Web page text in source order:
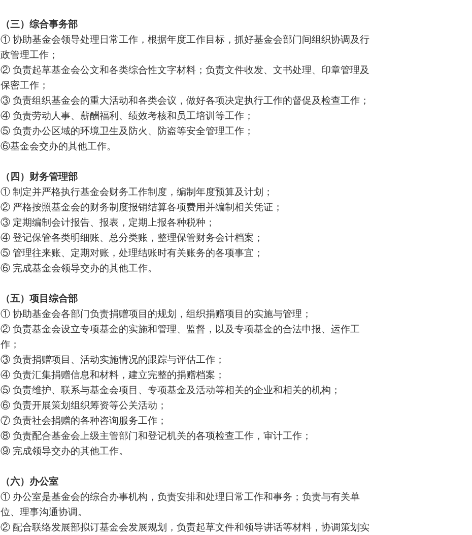
（三）综合事务部
① 协助基金会领导处理日常工作，根据年度工作目标，抓好基金会部门间组织协调及行
政管理工作；
② 负责起草基金会公文和各类综合性文字材料；负责文件收发、文书处理、印章管理及
保密工作；
③ 负责组织基金会的重大活动和各类会议，做好各项决定执行工作的督促及检查工作；
④ 负责劳动人事、薪酬福利、绩效考核和员工培训等工作；
⑤ 负责办公区域的环境卫生及防火、防盗等安全管理工作；
⑥基金会交办的其他工作。
（四）财务管理部
① 制定并严格执行基金会财务工作制度，编制年度预算及计划；
② 严格按照基金会的财务制度报销结算各项费用并编制相关凭证；
③ 定期编制会计报告、报表，定期上报各种税种；
④ 登记保管各类明细账、总分类账，整理保管财务会计档案；
⑤ 管理往来账、定期对账，处理结账时有关账务的各项事宜；
⑥ 完成基金会领导交办的其他工作。
（五）项目综合部
① 协助基金会各部门负责捐赠项目的规划，组织捐赠项目的实施与管理；
② 负责基金会设立专项基金的实施和管理、监督，以及专项基金的合法申报、运作工
作；
③ 负责捐赠项目、活动实施情况的跟踪与评估工作；
④ 负责汇集捐赠信息和材料，建立完整的捐赠档案；
⑤ 负责维护、联系与基金会项目、专项基金及活动等相关的企业和相关的机构；
⑥ 负责开展策划组织筹资等公关活动；
⑦ 负责社会捐赠的各种咨询服务工作；
⑧ 负责配合基金会上级主管部门和登记机关的各项检查工作，审计工作；
⑨ 完成领导交办的其他工作。
（六）办公室
① 办公室是基金会的综合办事机构，负责安排和处理日常工作和事务；负责与有关单
位、理事沟通协调。
② 配合联络发展部拟订基金会发展规划，负责起草文件和领导讲话等材料，协调策划实